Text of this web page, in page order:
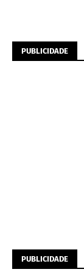
PUBLICIDADE
PUBLICIDADE